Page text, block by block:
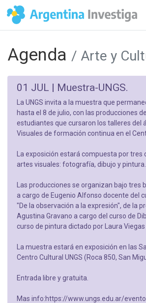
Agenda / Arte y
01 JUL | Muestra-UNGS.
La UNGS invita a la muestra que
hasta el 8 de julio, con las producciones
estudiantes que cursaron los talleres del
Visuales de formación continua en el
La exposición estará compuesta por tres
artes visuales: fotografía, dibujo y pintura.
Las producciones se organizan bajo tres
a cargo de Eugenio Alfonso docente del
"De la observación a la expresión", de la
Agustina Gravano a cargo del curso de
curso de pintura dictado por Laura Viegas
La muestra estará en exposición en las
Centro Cultural UNGS (Roca 850, San
Entrada libre y gratuita.
Mas info:https://www.ungs.edu.ar/